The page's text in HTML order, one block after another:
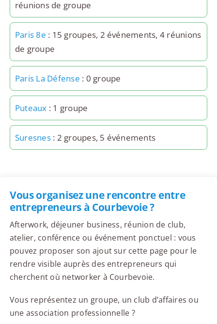
réunions de groupe
Paris 8e : 15 groupes, 2 événements, 4 réunions
de groupe
Paris La Défense : 0 groupe
Puteaux : 1 groupe
Suresnes: 2 groupes, 5 événements
Vous organisez une rencontre entre
entrepreneurs à Courbevoie ?
Afterwork, déjeuner business, réunion de club,
atelier, conférence ou événement ponctuel : vous
pouvez proposer son ajout sur cette page pour le
rendre visible auprès des entrepreneurs qui
cherchent où networker à Courbevoie.
Vous représentez un groupe, un club d’affaires ou
une association professionnelle ?